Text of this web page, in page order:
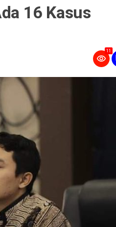
16 Kasus
11